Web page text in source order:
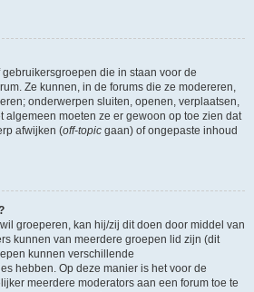
die in staan voor de
Ze kunnen, in de forums die ze modereren,
onderwerpen sluiten, openen, verplaatsen,
algemeen moeten ze er gewoon op toe zien dat
afwijken (off-topic gaan) of ongepaste inhoud
groeperen, kan hij/zij dit doen door middel van
kunnen van meerdere groepen lid zijn (dit
kunnen verschillende
hebben. Op deze manier is het voor de
meerdere moderators aan een forum toe te